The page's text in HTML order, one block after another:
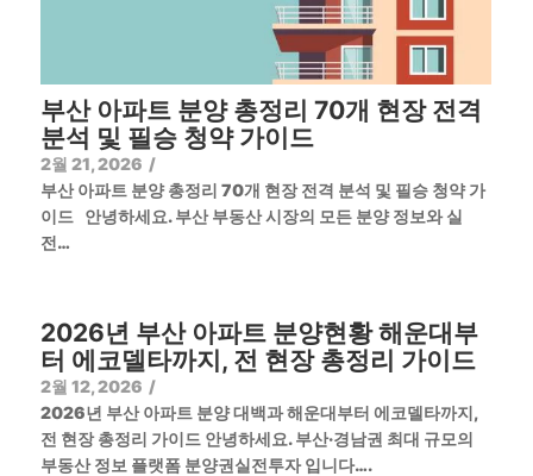
부산 아파트 분양 총정리 70개 현장 전격
분석 및 필승 청약 가이드
2월 21, 2026 /
부산 아파트 분양 총정리 70개 현장 전격 분석 및 필승 청약 가
이드 안녕하세요. 부산 부동산 시장의 모든 분양 정보와 실
전…
2026년 부산 아파트 분양현황 해운대부
터 에코델타까지, 전 현장 총정리 가이드
2월 12, 2026 /
2026년 부산 아파트 분양 대백과 해운대부터 에코델타까지,
전 현장 총정리 가이드 안녕하세요. 부산·경남권 최대 규모의
부동산 정보 플랫폼 분양권실전투자 입니다….